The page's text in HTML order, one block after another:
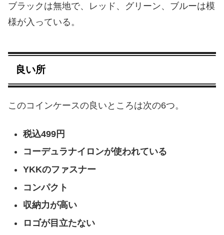
ブラックは無地で、レッド、グリーン、ブルーは模
様が入っている。
良い所
このコインケースの良いところは次の6つ。
税込499円
コーデュラナイロンが使われている
YKKのファスナー
コンパクト
収納力が高い
ロゴが目立たない